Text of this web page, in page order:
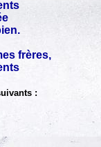
frères,
: